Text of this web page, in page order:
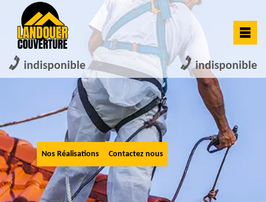
indisponible indisponible
Nos Réalisations Contactez nous